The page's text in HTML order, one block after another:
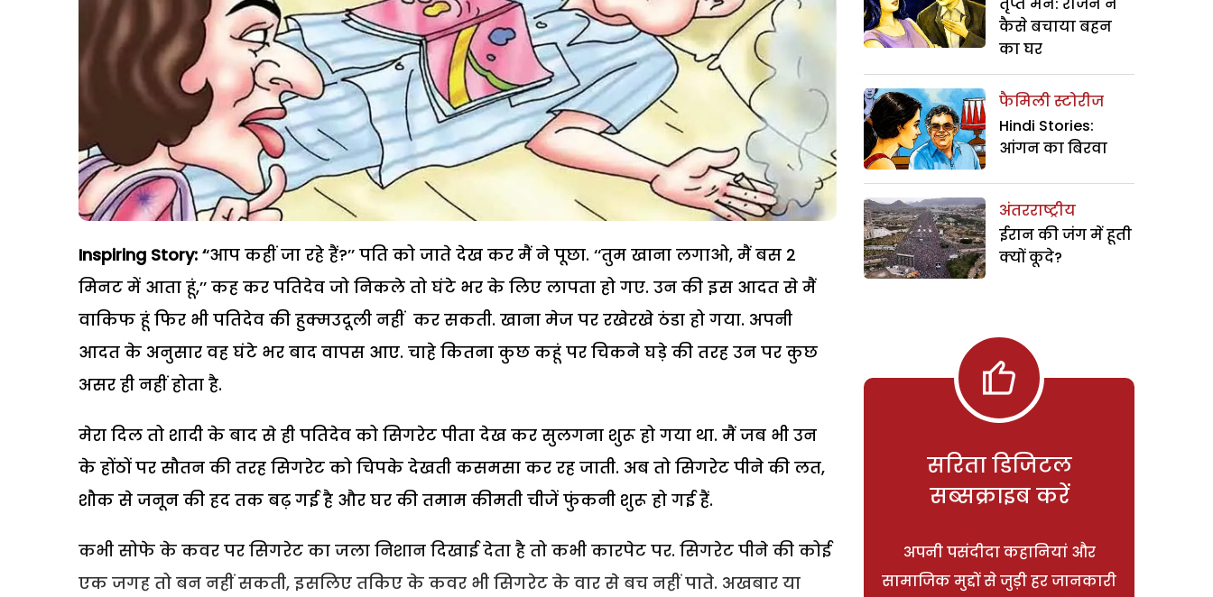
Inspiring Story: ‘‘आप कहीं जा रहे हैं?’’ पति को जाते देख कर मैं ने पूछा. ‘‘तुम खाना लगाओ, मैं बस 2
मिनट में आता हूं,’’ कह कर पतिदेव जो निकले तो घंटे भर के लिए लापता हो गए. उन की इस आदत से मैं
वाकिफ हूं फिर भी पतिदेव की हुक्मउदूली नहीं कर सकती. खाना मेज पर रखेरखे ठंडा हो गया. अपनी
आदत के अनुसार वह घंटे भर बाद वापस आए. चाहे कितना कुछ कहूं पर चिकने घड़े की तरह उन पर कुछ
असर ही नहीं होता है.
मेरा दिल तो शादी के बाद से ही पतिदेव को सिगरेट पीता देख कर सुलगना शुरू हो गया था. मैं जब भी उन
के होंठों पर सौतन की तरह सिगरेट को चिपके देखती कसमसा कर रह जाती. अब तो सिगरेट पीने की लत,
शौक से जनून की हद तक बढ़ गई है और घर की तमाम कीमती चीजें फुंकनी शुरू हो गई हैं.
कभी सोफे के कवर पर सिगरेट का जला निशान दिखाई देता है तो कभी कारपेट पर. सिगरेट पीने की कोई
एक जगह तो बन नहीं सकती, इसलिए तकिए के कवर भी सिगरेट के वार से बच नहीं पाते. अखबार या
कैसे बचाया बहन
का घर
फैमिली स्टोरीज
Hindi Stories:
आंगन का बिरवा
अंतरराष्ट्रीय
ईरान की जंग में हूती
क्यों कूदे?
सरिता डिजिटल
सब्सक्राइब करें
अपनी पसंदीदा कहानियां और
सामाजिक मुद्दों से जुड़ी हर जानकारी